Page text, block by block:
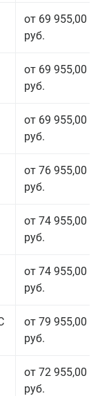
от 69 955,00
руб.
от 69 955,00
руб.
от 69 955,00
руб.
от 76 955,00
руб.
от 74 955,00
руб.
от 74 955,00
руб.
от 79 955,00
руб.
от 72 955,00
руб.